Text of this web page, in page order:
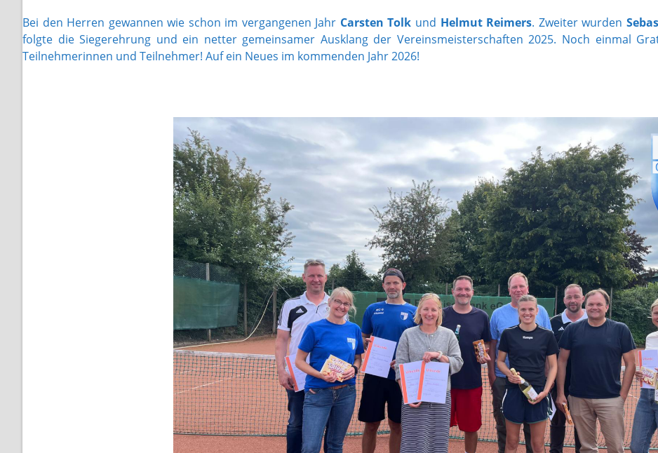
Bei den Herren gewannen wie schon im vergangenen Jahr Carsten Tolk und Helmut Reimers. Zweiter wurden
folgte die Siegerehrung und ein netter gemeinsamer Ausklang der Vereinsmeisterschaften 2025. Noch einmal
Teilnehmerinnen und Teilnehmer! Auf ein Neues im kommenden Jahr 2026!